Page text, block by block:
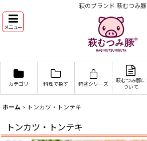
萩のブランド 萩むつみ豚
メニュー
カテゴリ 料理で探す 特盛シリーズ
萩むつみ豚に
ついて
ホーム > トンカツ・トンテキ
トンカツ・トンテキ